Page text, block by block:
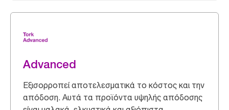
Advanced
Εξισορροπεί αποτελεσματικά το κόστος και την
απόδοση. Αυτά τα προϊόντα υψηλής απόδοσης